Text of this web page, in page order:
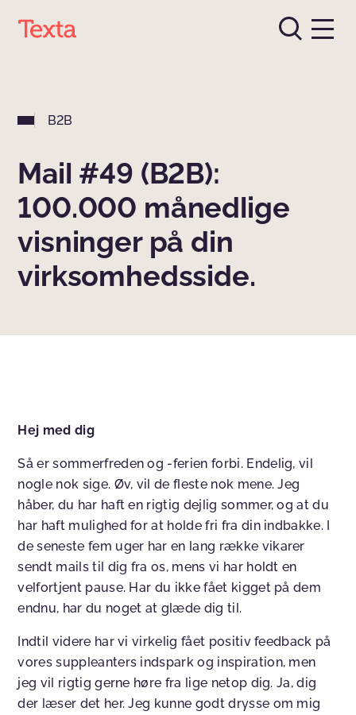
B2B
Mail #49 (B2B):
100.000 månedlige
visninger på din
virksomhedsside.
Hej med dig
Så er sommerfreden og -ferien forbi. Endelig, vil
nogle nok sige. Øv, vil de fleste nok mene. Jeg
håber, du har haft en rigtig dejlig sommer, og at du
har haft mulighed for at holde fri fra din indbakke. I
de seneste fem uger har en lang række vikarer
sendt mails til dig fra os, mens vi har holdt en
velfortjent pause. Har du ikke fået kigget på dem
endnu, har du noget at glæde dig til.
Indtil videre har vi virkelig fået positiv feedback på
vores suppleanters indspark og inspiration, men
jeg vil rigtig gerne høre fra lige netop dig. Ja, dig
der læser det her. Jeg kunne godt drysse om mig